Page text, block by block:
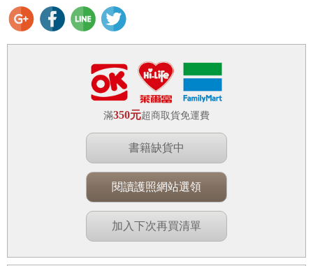
滿350元超商取貨免運費
書籍缺貨中
閱讀護照網站選領
加入下次再買清單